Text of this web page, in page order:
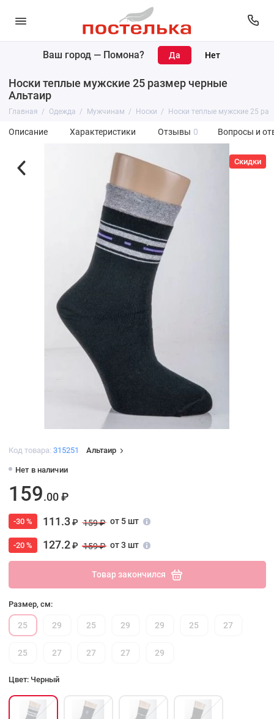
Ваш город — Помона?
Носки теплые мужские 25 размер черные
Альтаир
Главная Одежда Мужчинам Носки Носки теплые мужские 25
Описание Характеристики Отзывы 0 Вопросы и
Скидки
Код товара: 315251 Альтаир
Нет в наличии
159.00 ₽
-30 % 111.3₽ 159 ₽ от 5 шт
-20 % 127.2₽ 159 ₽ от 3 шт
Товар закончился
Размер, см:
25 29 25 29 29 25 27
25 27 27 27 29
Цвет: Черный